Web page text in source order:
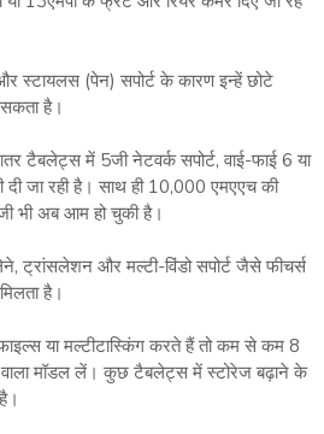
स्टायलस (पेन) सपोर्ट के कारण इन्हें छोटे
है।
टैबलेट्स में 5जी नेटवर्क सपोर्ट, वाई-फाई 6 या
जा रही है। साथ ही 10,000 एमएएच की
भी अब आम हो चुकी है।
ट्रांसलेशन और मल्टी-विंडो सपोर्ट जैसे फीचर्स
है।
या मल्टीटास्किंग करते हैं तो कम से कम 8
वाला मॉडल लें। कुछ टैबलेट्स में स्टोरेज बढ़ाने के